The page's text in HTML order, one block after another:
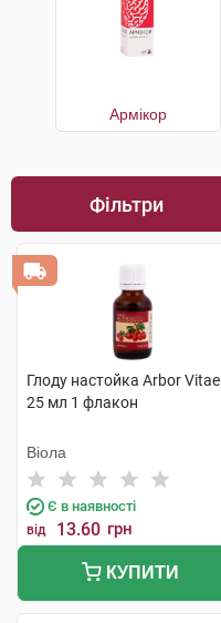
Армікор
Фільтри
Глоду настойка Arbor Vitae
25 мл 1 флакон
Віола
Є в наявності
від 13.60 грн
КУПИТИ